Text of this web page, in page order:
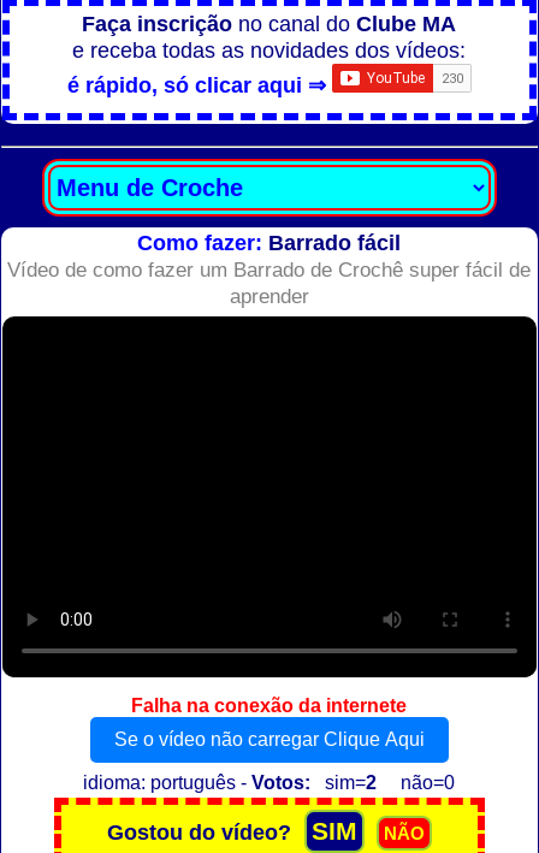
Faça inscrição no canal doClube MA
e receba todas as novidades dos vídeos:
é rápido, só clicar aqui ⇒
Como fazer: Barrado fácil
Vídeo de como fazer um Barrado de Crochê super fácil de
aprender
Falha na conexão da internete
Se o vídeo não carregar Clique Aqui
idioma: português -Votos: sim=2 não=0